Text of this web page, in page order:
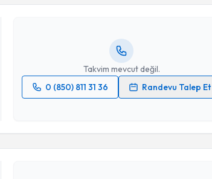
Takvim mevcut değil.
0 (850) 811 31 36
Randevu Talep Et